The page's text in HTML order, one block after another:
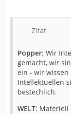
Zitat
Popper: Wir
gemacht, wir
ein - wir
Intellektuellen
bestechlich.
WELT: Materiell